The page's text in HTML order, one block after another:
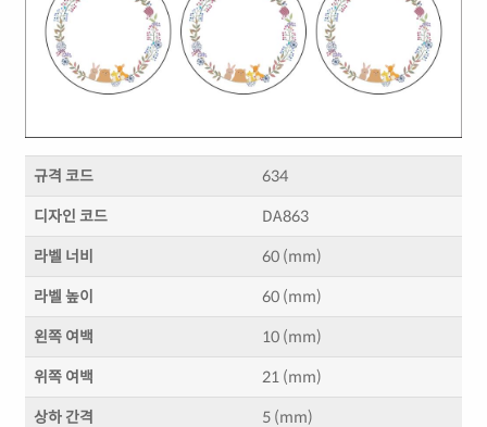
규격 코드 634
디자인 코드 DA863
라벨 너비 60 (mm)
라벨 높이 60 (mm)
왼쪽 여백 10 (mm)
위쪽 여백 21 (mm)
상하 간격 5 (mm)